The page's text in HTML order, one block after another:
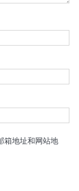
箱地址和网站地